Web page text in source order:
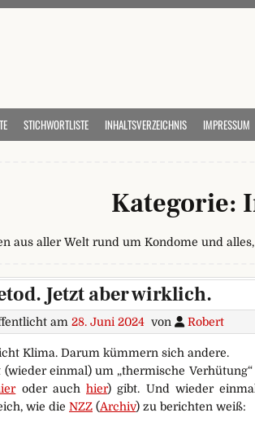
STICHWORTLISTE INHALTSVERZEICHNIS IMPRESSUM
Kategorie:
aus aller Welt rund um Kondome und
Jetzt aber wirklich.
am 28. Juni 2024 von Robert
Klima. Darum kümmern sich andere.
(wieder einmal) um „thermische
oder auch hier) gibt. Und wieder
wie die NZZ (Archiv) zu berichten weiß: